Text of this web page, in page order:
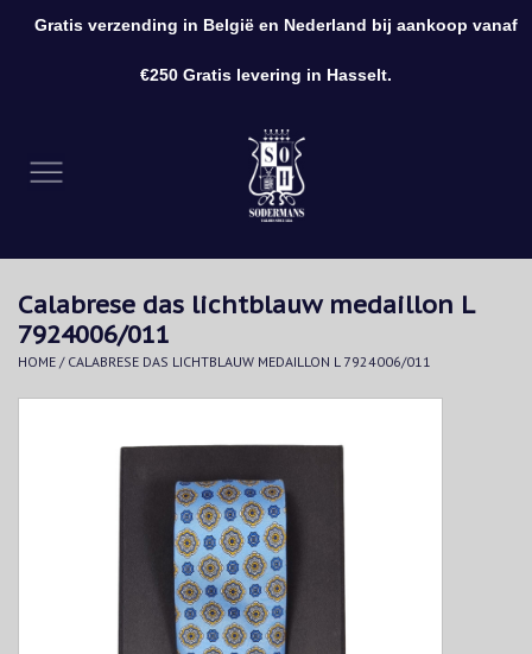
Kleding
Accessoires
Calabrese das lichtblauw medaillon L
7924006/011
HOME / CALABRESE DAS LICHTBLAUW MEDAILLON L 7924006/011
Gratis verzending in België en Nederland bij aankoop vanaf
€250 Gratis levering in Hasselt.